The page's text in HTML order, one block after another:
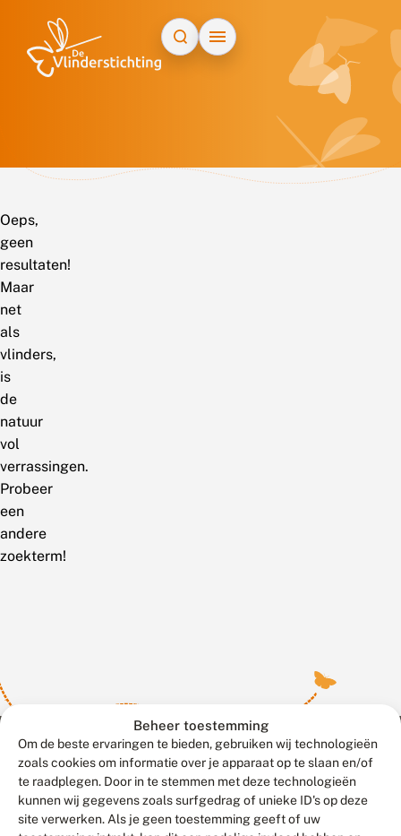
Beheer toestemming
Om de beste ervaringen te bieden, gebruiken wij technologieën
zoals cookies om informatie over je apparaat op te slaan en/of
te raadplegen. Door in te stemmen met deze technologieën
kunnen wij gegevens zoals surfgedrag of unieke ID's op deze
site verwerken. Als je geen toestemming geeft of uw
Oeps,
geen
resultaten!
Maar
net
als
vlinders,
is
de
natuur
vol
verrassingen.
Probeer
een
andere
zoekterm!
Meld waarnemingen© 2026 Vlinderstichting
Duurzaam ontwikkeld door
Go2People
, ontworpen door
Blue Field Agency